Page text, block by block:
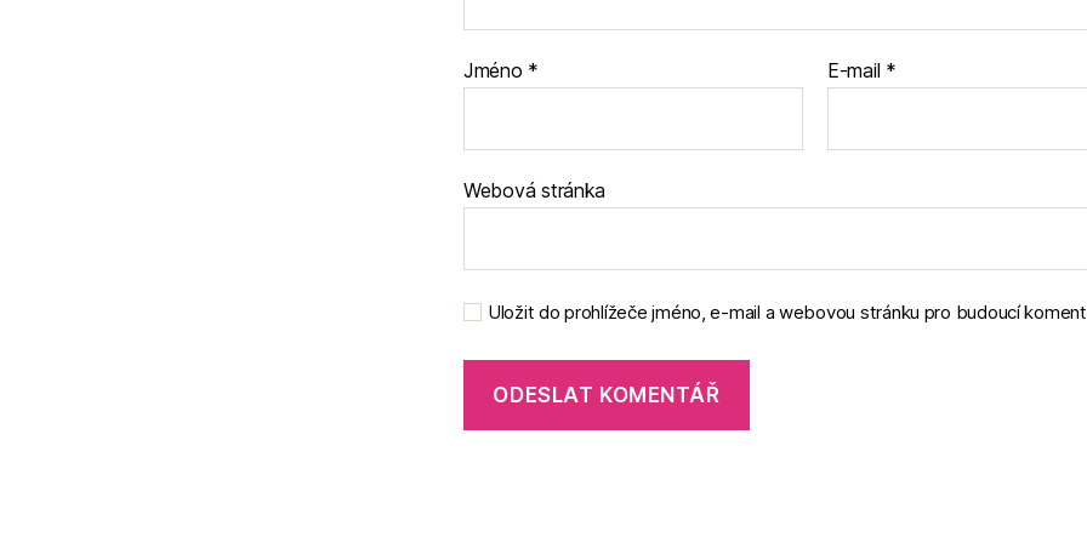
Jméno * E-mail *
Webová stránka
Uložit do prohlížeče jméno, e-mail a webovou stránku pro budoucí